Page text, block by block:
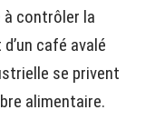
à contrôler la
café avalé
se privent
alimentaire.